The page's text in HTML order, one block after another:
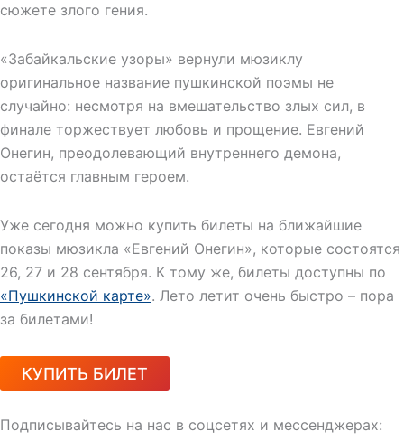
сюжете злого гения.
«Забайкальские узоры» вернули мюзиклу
оригинальное название пушкинской поэмы не
случайно: несмотря на вмешательство злых сил, в
финале торжествует любовь и прощение. Евгений
Онегин, преодолевающий внутреннего демона,
остаётся главным героем.
Уже сегодня можно купить билеты на ближайшие
показы мюзикла «Евгений Онегин», которые состоятся
26, 27 и 28 сентября. К тому же, билеты доступны по
«Пушкинской карте». Лето летит очень быстро – пора
за билетами!
КУПИТЬ БИЛЕТ
Подписывайтесь на нас в соцсетях и мессенджерах: